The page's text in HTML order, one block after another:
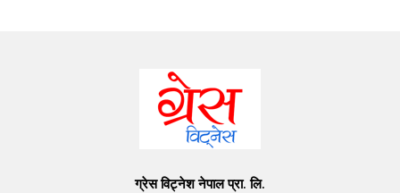
ग्रेस विट्नेश नेपाल प्रा. लि.